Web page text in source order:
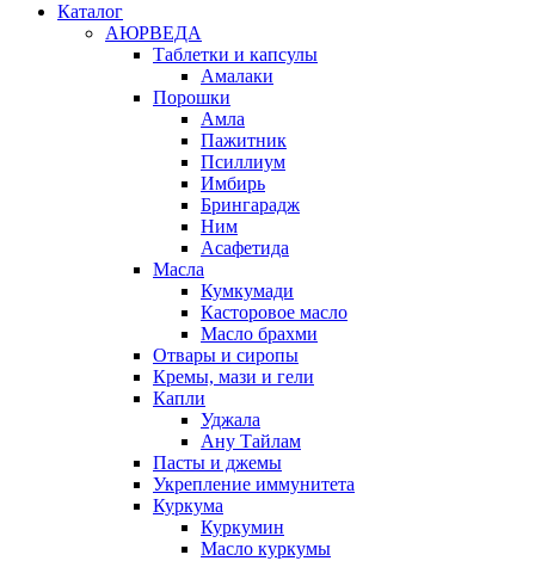
Каталог
АЮРВЕДА
Таблетки и капсулы
Амалаки
Порошки
Амла
Пажитник
Псиллиум
Имбирь
Брингарадж
Ним
Асафетида
Масла
Кумкумади
Касторовое масло
Масло брахми
Отвары и сиропы
Кремы, мази и гели
Капли
Уджала
Ану Тайлам
Пасты и джемы
Укрепление иммунитета
Куркума
Куркумин
Масло куркумы